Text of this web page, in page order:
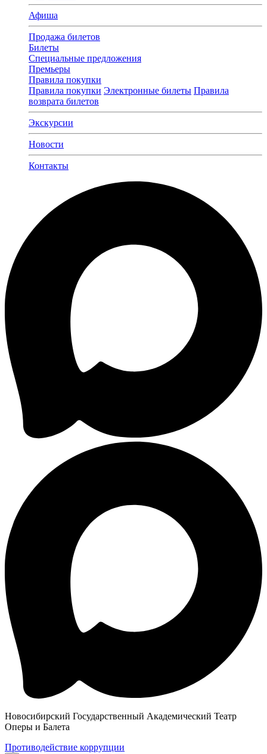
Афиша
Продажа билетов
Билеты
Специальные предложения
Премьеры
Правила покупки
Правила покупки Электронные билеты Правила
возврата билетов
Экскурсии
Новости
Контакты
Новосибирский Государственный Академический Театр
Оперы и Балета
Противодействие коррупции